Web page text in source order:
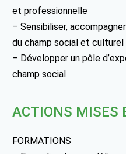
et professionnelle
– Sensibiliser,
du champ social et culturel
– Développer un pôle
champ social
ACTIONS MISES
FORMATIONS